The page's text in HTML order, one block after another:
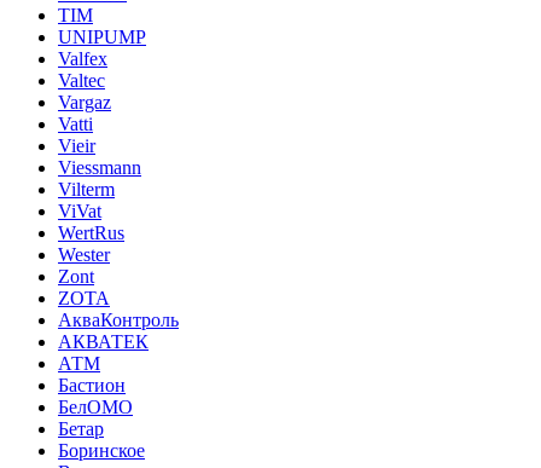
TIM
UNIPUMP
Valfex
Valtec
Vargaz
Vatti
Vieir
Viessmann
Vilterm
ViVat
WertRus
Wester
Zont
ZOTA
АкваКонтроль
АКВАТЕК
АТМ
Бастион
БелОМО
Бетар
Боринское